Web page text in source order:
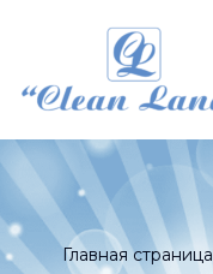
Главная страница